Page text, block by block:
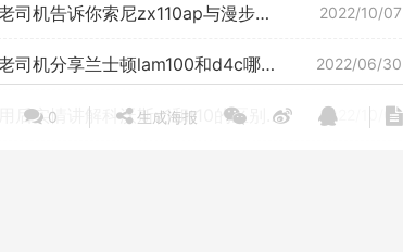
0 生成海报
2022/10/07
老司机告诉你索尼zx110ap与漫步者h650p 哪个更好用？评测解读该怎么选
2022/06/30
老司机分享兰士顿lam100和d4c哪个好？谁是性价比之王
2022/10/07
用后实情讲解科沃斯x1和t10的区别？评测哪一款功能更强大